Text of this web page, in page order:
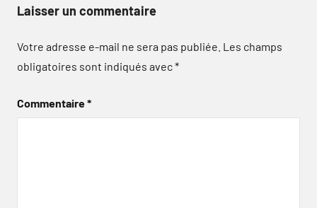
Laisser un commentaire
Votre adresse e-mail ne sera pas publiée. Les champs
obligatoires sont indiqués avec*
Commentaire*